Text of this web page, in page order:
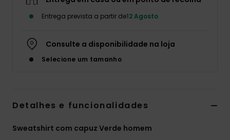
Entrega prevista a partir de12 Agosto
Consulte a disponibilidade na loja
Selecione um tamanho
Detalhes e funcionalidades
Sweatshirt com capuz Verde homem